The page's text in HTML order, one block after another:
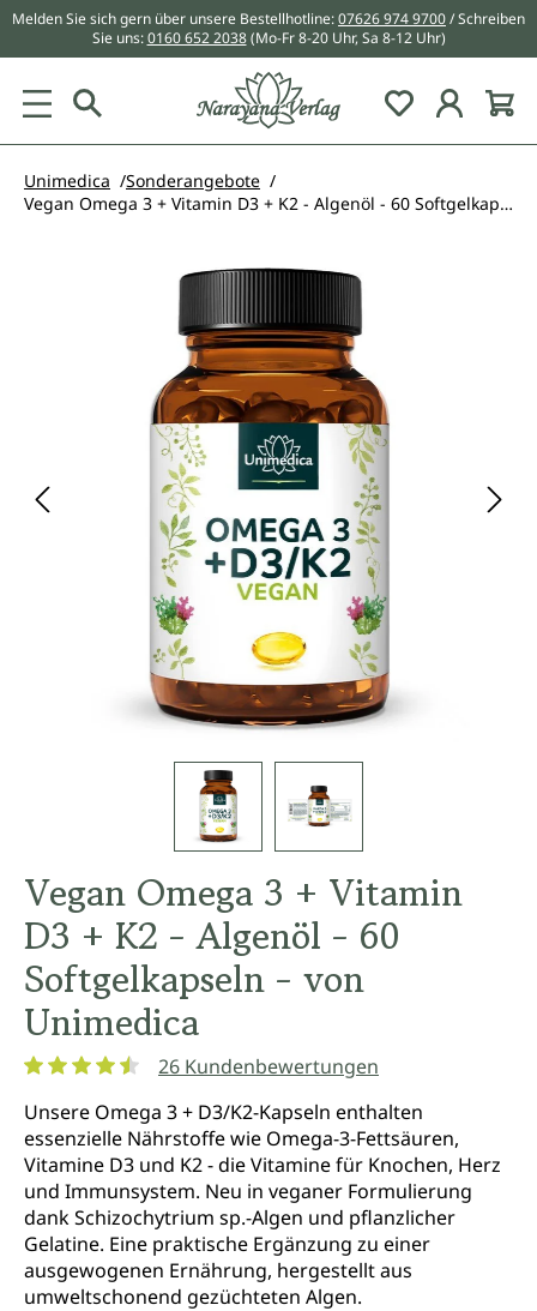
springen
Melden Sie sich gern über unsere Bestellhotline:07626 974 9700/ Schreiben
Sie uns:0160 652 2038 (Mo-Fr 8-20 Uhr, Sa 8-12 Uhr)
Du hast 0
Unimedica
Sonderangebote
Vegan Omega 3 + Vitamin D3 + K2 - Algenöl - 60 Softgelkapseln - von Unimedica
Bildergalerie überspringen
Vegan Omega 3 + Vitamin
D3 + K2 - Algenöl - 60
Softgelkapseln - von
Unimedica
26 Kundenbewertungen
Unsere Omega 3 + D3/K2-Kapseln enthalten
essenzielle Nährstoffe wie Omega-3-Fettsäuren,
Vitamine D3 und K2 - die Vitamine für Knochen, Herz
und Immunsystem. Neu in veganer Formulierung
dank Schizochytrium sp.-Algen und pflanzlicher
Gelatine. Eine praktische Ergänzung zu einer
ausgewogenen Ernährung, hergestellt aus
umweltschonend gezüchteten Algen.